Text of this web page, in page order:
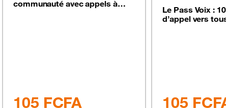
communauté avec appels à
105 FCFA
Le Pass Voix :
d’appel vers
105